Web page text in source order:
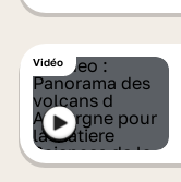
Vidéo